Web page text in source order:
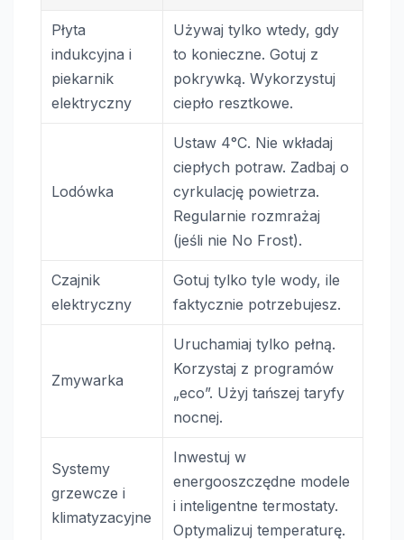
Płyta
indukcyjna i
piekarnik
elektryczny
Używaj tylko wtedy, gdy
to konieczne. Gotuj z
pokrywką. Wykorzystuj
ciepło resztkowe.
Lodówka
Ustaw 4°C. Nie wkładaj
ciepłych potraw. Zadbaj o
cyrkulację powietrza.
Regularnie rozmrażaj
(jeśli nie No Frost).
Czajnik
elektryczny
Gotuj tylko tyle wody, ile
faktycznie potrzebujesz.
Zmywarka
Uruchamiaj tylko pełną.
Korzystaj z programów
„eco”. Użyj tańszej taryfy
nocnej.
Systemy
grzewcze i
klimatyzacyjne
Inwestuj w
energooszczędne modele
i inteligentne termostaty.
Optymalizuj temperaturę.